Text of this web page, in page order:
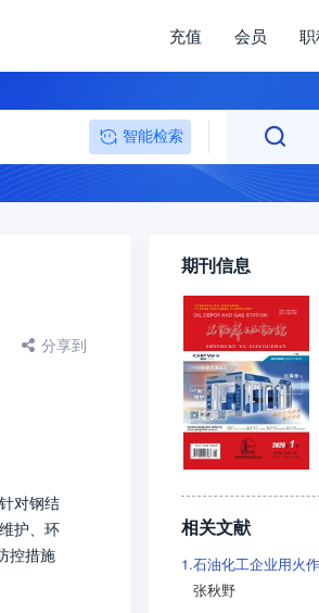
充值 会员
智能检索
分享到
对钢结
护、环
控措施
期刊信息
相关文献
1.石油化工企业用火
张秋野